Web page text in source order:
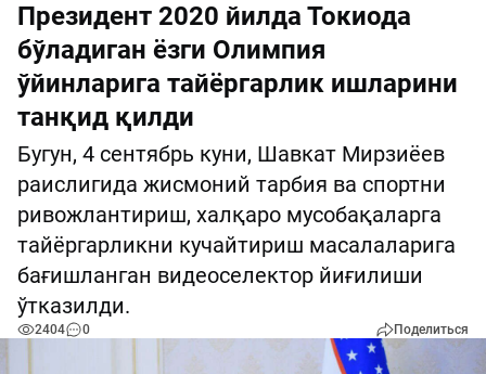
Президент 2020 йилда Токиода
бўладиган ёзги Олимпия
ўйинларига тайёргарлик ишларини
танқид қилди
Бугун, 4 сентябрь куни, Шавкат Мирзиёев
раислигида жисмоний тарбия ва спортни
ривожлантириш, халқаро мусобақаларга
тайёргарликни кучайтириш масалаларига
бағишланган видеоселектор йиғилиши
ўтказилди.
2404 0 Поделиться